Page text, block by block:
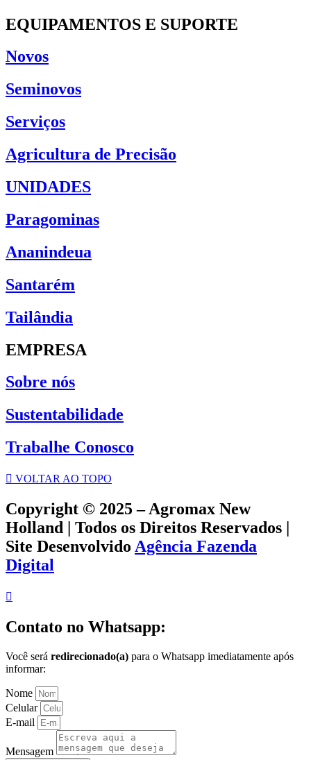
EQUIPAMENTOS E SUPORTE
Novos
Seminovos
Serviços
Agricultura de Precisão
UNIDADES
Paragominas
Ananindeua
Santarém
Tailândia
EMPRESA
Sobre nós
Sustentabilidade
Trabalhe Conosco
VOLTAR AO TOPO
Copyright © 2025 – Agromax New
Holland | Todos os Direitos Reservados |
Site Desenvolvido Agência Fazenda
Digital
Contato no Whatsapp:
Você será redirecionado(a) para o Whatsapp imediatamente após
informar:
Nome
Celular
E-mail
Mensagem